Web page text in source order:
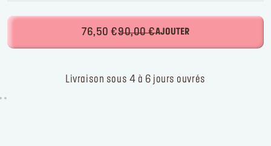
76,50 €90,00 €AJOUTER
Livraison sous 4 à 6 jours ouvrés